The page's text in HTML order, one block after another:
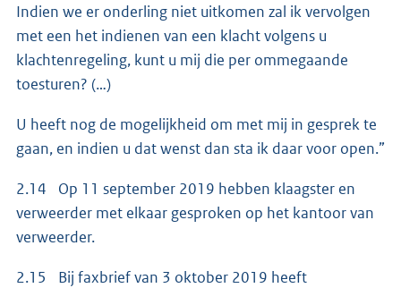
Indien we er onderling niet uitkomen zal ik vervolgen
met een het indienen van een klacht volgens u
klachtenregeling, kunt u mij die per ommegaande
toesturen? (…)
U heeft nog de mogelijkheid om met mij in gesprek te
gaan, en indien u dat wenst dan sta ik daar voor open.”
2.14 Op 11 september 2019 hebben klaagster en
verweerder met elkaar gesproken op het kantoor van
verweerder.
2.15 Bij faxbrief van 3 oktober 2019 heeft